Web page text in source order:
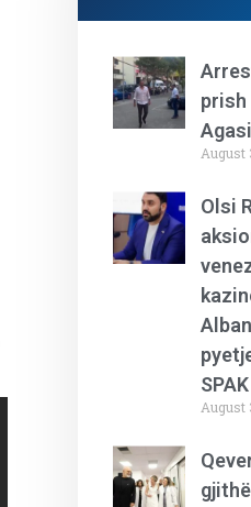
prish
August
Olsi
SPAK
August